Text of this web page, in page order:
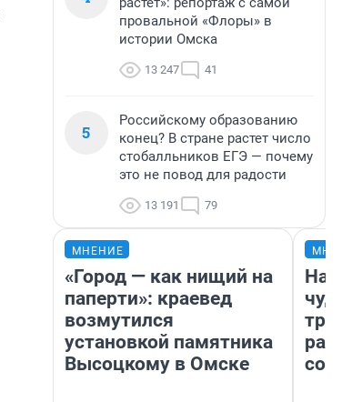
провальной «Флоры» в
истории Омска
13 247 41
5
Российскому образованию
конец? В стране растет число
стобалльников ЕГЭ — почему
это не повод для радости
13 191 79
МНЕНИЕ
«Город — как нищий на
паперти»: краевед
возмутился
установкой памятника
Высоцкому в Омске